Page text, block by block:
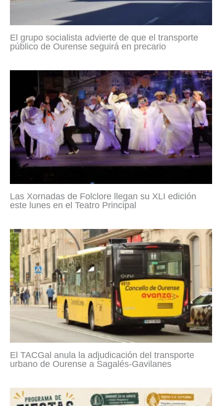
El grupo socialista advierte de que el transporte
público de Ourense seguirá en precario
Las Xornadas de Folclore llegan su XLI edición
este lunes en el Teatro Principal
El TACGal anula la adjudicación del transporte
urbano de Ourense a Sagalés-Gavilanes